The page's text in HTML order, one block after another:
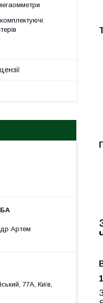
Артем
77А, Київ,